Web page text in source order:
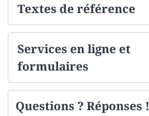
Textes de référence
Services en ligne et
formulaires
Questions ? Réponses !